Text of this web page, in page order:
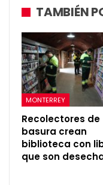
TAMBIÉN
MONTERREY
Recolectores de
basura crean
biblioteca con
que son